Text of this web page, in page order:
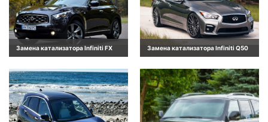
Замена катализатора Infiniti FX Замена катализатора Infiniti Q50